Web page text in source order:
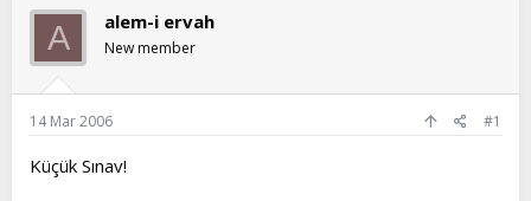
b
u
y
u
b
a
l
a
a
n
ı
A alem-i ervah
New member
14 Mar 2006 #1
Küçük Sınav!